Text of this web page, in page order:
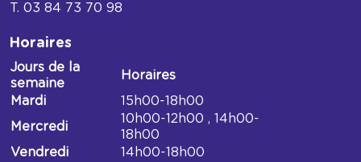
03 84 73 70 98
Horaires
Horaires
du
Bel
Jours de la
semaine
Horaires
Mardi
15h00-18h00
Mercredi
10h00-12h00 , 14h00-
18h00
Vendredi
14h00-18h00